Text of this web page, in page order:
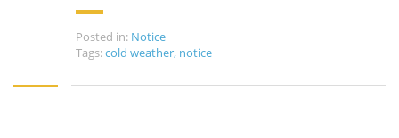
Posted in: Notice
Tags:cold weather, notice
Skills and Training Enhancement Project (STEP)